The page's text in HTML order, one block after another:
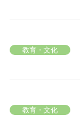
教育・文化
教育・文化